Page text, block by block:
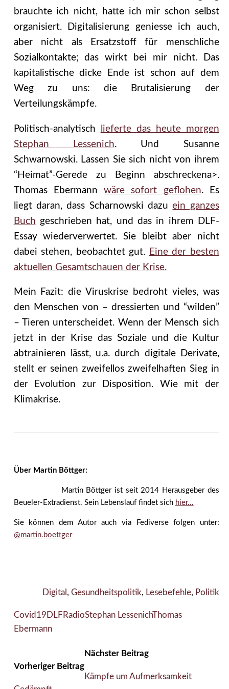
brauchte ich nicht, hatte ich mir schon selbst
organisiert. Digitalisierung geniesse ich auch,
aber nicht als Ersatzstoff für menschliche
Sozialkontakte; das wirkt bei mir nicht. Das
kapitalistische dicke Ende ist schon auf dem
Weg zu uns: die Brutalisierung der
Verteilungskämpfe.
Politisch-analytisch
lieferte das heute morgen
Stephan Lessenich. Und Susanne
Schwarnowski.Lassen Sie sich nicht von ihrem
“Heimat”-Gerede zu Beginn abschreckena>.
Thomas Ebermannwäre sofort geflohen. Es
liegt daran, dass Scharnowski dazuein ganzes
Buch geschrieben hat, und das in ihrem DLF-
Essay wiederverwertet. Sie bleibt aber nicht
dabei stehen, beobachtet gut. Eine der besten
aktuellen Gesamtschauen der Krise.
Mein Fazit: die Viruskrise bedroht vieles, was
den Menschen von – dressierten und “wilden”
– Tieren unterscheidet. Wenn der Mensch sich
jetzt in der Krise das Soziale und die Kultur
abtrainieren lässt, u.a. durch digitale Derivate,
stellt er seinen zweifellos zweifelhaften Sieg in
der Evolution zur Disposition. Wie mit der
Klimakrise.
Über Martin Böttger:
Martin Böttger ist seit 2014 Herausgeber des
Beueler-Extradienst. Sein Lebenslauf findet sich hier...
Sie können dem Autor auch via Fediverse folgen unter:
@martin.boettger
Digital , Gesundheitspolitik, Lesebefehle, Politik
Covid19 DLF RadioStephan LessenichThomas
Ebermann
Vorheriger Beitrag
Nächster Beitrag
Kämpfe um Aufmerksamkeit